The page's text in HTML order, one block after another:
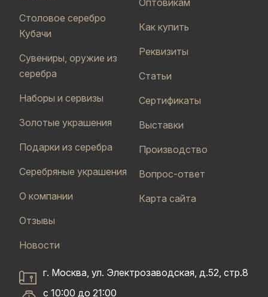
Столовое серебро
Кубачи
Сувениры, оружие из
серебра
Наборы и сервизы
Золотые украшения
Подарки из серебра
Серебряные украшения
О компании
Отзывы
Новости
Оптовикам
Как купить
Реквизиты
Статьи
Сертификаты
Выставки
Производство
Вопрос-ответ
Карта сайта
г. Москва, ул. Электрозаводская, д.52, стр.8
с 10:00 до 21:00